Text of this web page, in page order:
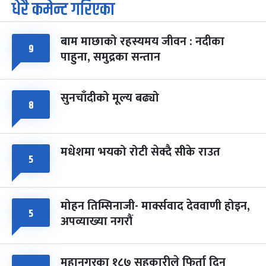
७
आइत
पूर्णिमा व्रत
चैत्र ७, २०८३-Mar 21, 2027
८ फागुपूर्णिमा
चैत्र ८, २०८३-Mar 22, 2027
७ महिना बाँकी
धेरै कमेन्ट गरिएका
९ बाम माछाको रहस्यमय जीवन : नदीका
पाहुना, समुद्रका सन्तान
८ सुनचाँदीको मूल्य बढ्यो
५ मधेशमा भयको रोटी सेक्दै सीके राउत
५ मोहन तिम्सिनाजी- मार्क्सवाद देववाणी होइन,
अपव्याख्या नगरौं